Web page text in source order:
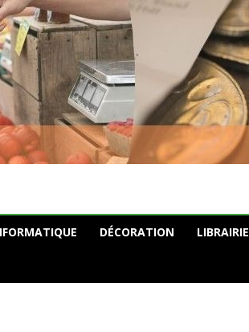
DÉCORATION LIBRAIRIE